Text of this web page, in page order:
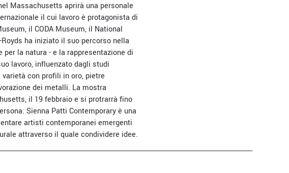
Massachusetts aprirà una personale
il cui lavoro è protagonista di
il CODA Museum, il National
ha iniziato il suo percorso nella
la natura - e la rappresentazione di
lavoro, influenzato dagli studi
con profili in oro, pietre
dei metalli. La mostra
il 19 febbraio e si protrarrà fino
Sienna Patti Contemporary è una
artisti contemporanei emergenti
attraverso il quale condividere idee.